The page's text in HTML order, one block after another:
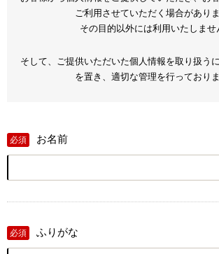
ご利用させていただく場合がありま
その目的以外には利用いたしませ
そして、ご提供いただいた個人情報を取り扱う
を置き、適切な管理を行っておりま
必須 お名前
必須 ふりがな